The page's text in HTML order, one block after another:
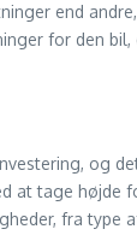
end
for den bil,
og
at tage højde
fra type